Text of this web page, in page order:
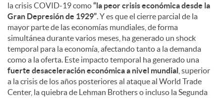
la crisis COVID-19 como“la peor crisis económica desde la
Gran Depresión de 1929”. Y es que el cierre parcial de la
mayor parte de las economías mundiales, de forma
simultánea durante varios meses, ha generado un shock
temporal para la economía, afectando tanto a la demanda
como a la oferta. Este impacto temporal ha generado una
fuerte desaceleración económica a nivel mundial , superior
a la crisis de los años posteriores al ataque al World Trade
Center, la quiebra de Lehman Brothers o incluso la Segunda